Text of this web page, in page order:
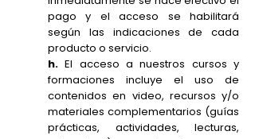
pago y el acceso se habilitará
según las indicaciones de cada
producto o servicio.
h. El acceso a nuestros cursos y
formaciones incluye el uso de
contenidos en video, recursos y/o
materiales complementarios (guías
prácticas, actividades, lecturas,